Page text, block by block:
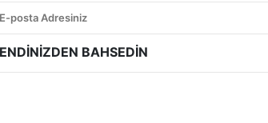
BAHSEDİN